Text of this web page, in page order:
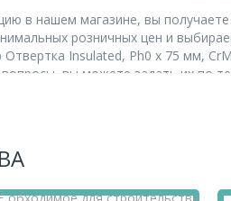
в нашем магазине, вы
розничных цен и
Insulated, Ph0 x 75 мм,
вопросы, вы можете задать их по